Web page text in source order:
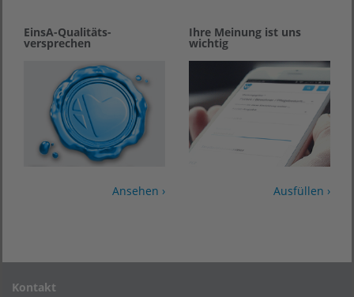
EinsA-Qualitäts­
versprechen
Ansehen ›
Ihre Meinung ist uns
wichtig
Ausfüllen ›
Kontakt